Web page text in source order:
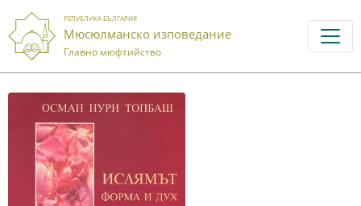
РЕПУБЛИКА БЪЛГАРИЯ
Мюсюлманско изповедание
Главно мюфтийство